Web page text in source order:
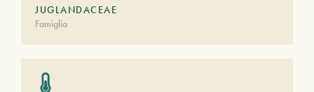
JUGLANDACEAE
Famiglia